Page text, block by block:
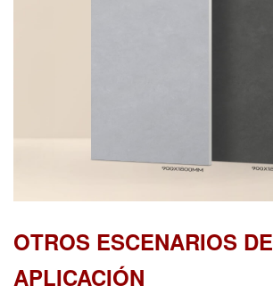
OTROS ESCENARIOS DE
APLICACIÓN